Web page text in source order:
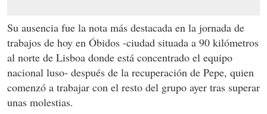
Su ausencia fue la nota más destacada en la jornada de
trabajos de hoy en Óbidos -ciudad situada a 90 kilómetros
al norte de Lisboa donde está concentrado el equipo
nacional luso- después de la recuperación de Pepe, quien
comenzó a trabajar con el resto del grupo ayer tras superar
unas molestias.